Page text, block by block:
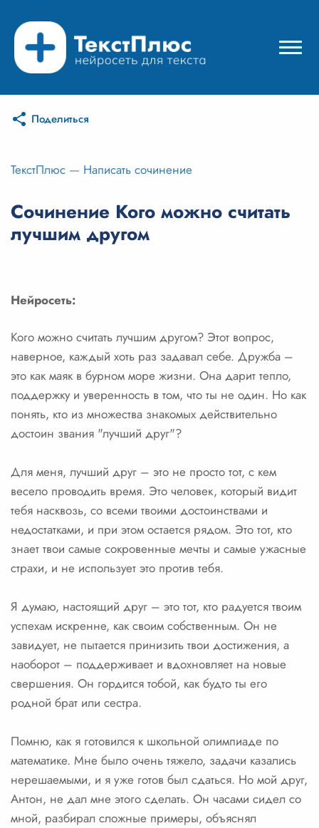
Режимы нейросети
Цены
Вход
Вход с Telegram
Поделиться
ТекстПлюс — Написать сочинение
Сочинение Кого можно считать
лучшим другом
Нейросеть:
Кого можно считать лучшим другом? Этот вопрос,
наверное, каждый хоть раз задавал себе. Дружба –
это как маяк в бурном море жизни. Она дарит тепло,
поддержку и уверенность в том, что ты не один. Но как
понять, кто из множества знакомых действительно
достоин звания "лучший друг"?
Для меня, лучший друг – это не просто тот, с кем
весело проводить время. Это человек, который видит
тебя насквозь, со всеми твоими достоинствами и
недостатками, и при этом остается рядом. Это тот, кто
знает твои самые сокровенные мечты и самые ужасные
страхи, и не использует это против тебя.
Я думаю, настоящий друг – это тот, кто радуется твоим
успехам искренне, как своим собственным. Он не
завидует, не пытается принизить твои достижения, а
наоборот – поддерживает и вдохновляет на новые
свершения. Он гордится тобой, как будто ты его
родной брат или сестра.
Помню, как я готовился к школьной олимпиаде по
математике. Мне было очень тяжело, задачи казались
нерешаемыми, и я уже готов был сдаться. Но мой друг,
Антон, не дал мне этого сделать. Он часами сидел со
мной, разбирал сложные примеры, объяснял